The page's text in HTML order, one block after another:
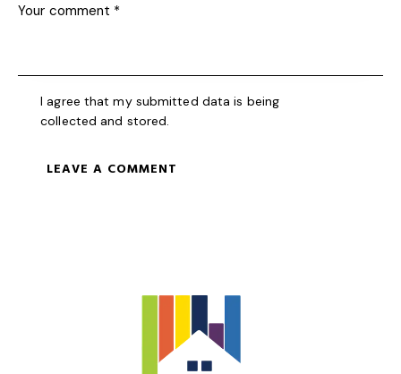
I agree that my submitted data is being
collected and stored.